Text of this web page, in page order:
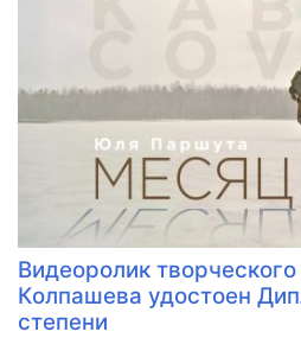
Видеоролик
Колпашева удостоен
степени